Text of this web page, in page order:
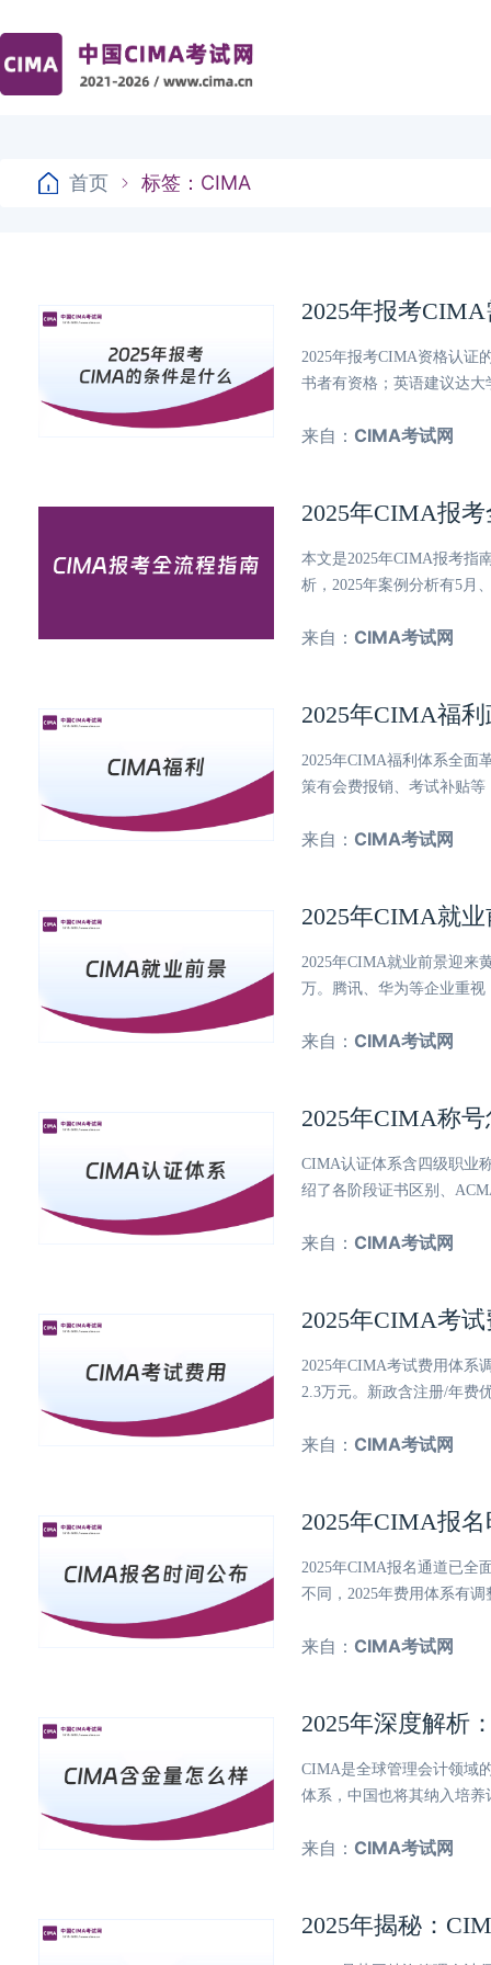
首页 标签：CIMA
2025年报考
2025年报考CIMA资格认证
书者有资格；英语建议达
来自： CIMA考试网
2025年CIMA报
本文是2025年CIMA报考指
析，2025年案例分析有5月
来自： CIMA考试网
2025年CIMA福
2025年CIMA福利体系全面
策有会费报销、考试补贴
来自： CIMA考试网
2025年CIMA就
2025年CIMA就业前景迎来
万。腾讯、华为等企业重
来自： CIMA考试网
2025年CIMA称
CIMA认证体系含四级职业
绍了各阶段证书区别、
来自： CIMA考试网
2025年CIMA考
2025年CIMA考试费用体系
2.3万元。新政含注册/年费
来自： CIMA考试网
2025年CIMA报
2025年CIMA报名通道已全
不同，2025年费用体系有
来自： CIMA考试网
2025年深度解析
CIMA是全球管理会计领域
体系，中国也将其纳入培
来自： CIMA考试网
2025年揭秘：